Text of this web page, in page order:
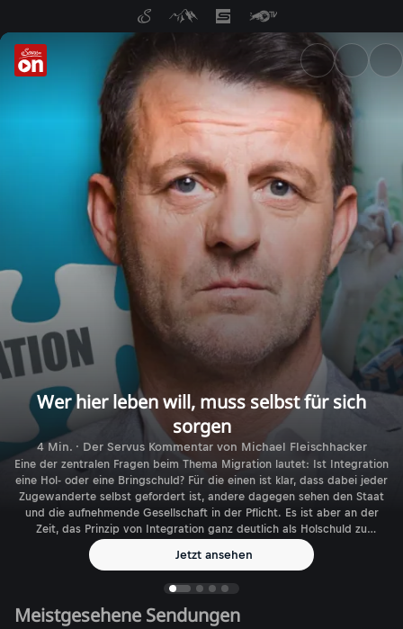
ServusTV On: Livestreams,
Wer hier leben will, muss selbst für sich
sorgen
4 Min. · Der Servus Kommentar von Michael Fleischhacker
Eine der zentralen Fragen beim Thema Migration lautet: Ist Integration
eine Hol- oder eine Bringschuld? Für die einen ist klar, dass dabei jeder
Zugewanderte selbst gefordert ist, andere dagegen sehen den Staat
und die aufnehmende Gesellschaft in der Pflicht. Es ist aber an der
Zeit, das Prinzip von Integration ganz deutlich als Holschuld zu
Jetzt ansehen
Meistgesehene Sendungen